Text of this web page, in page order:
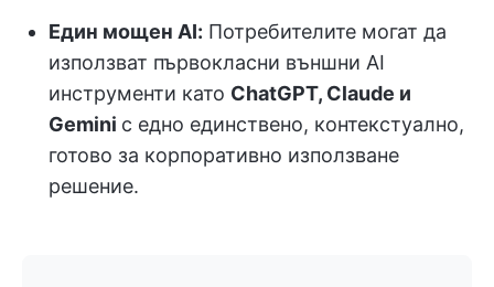
Един мощен AI: Потребителите могат да
използват първокласни външни AI
инструменти като ChatGPT, Claude и
Gemini с едно единствено, контекстуално,
готово за корпоративно използване
решение.